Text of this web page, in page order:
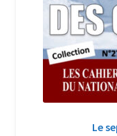
Le